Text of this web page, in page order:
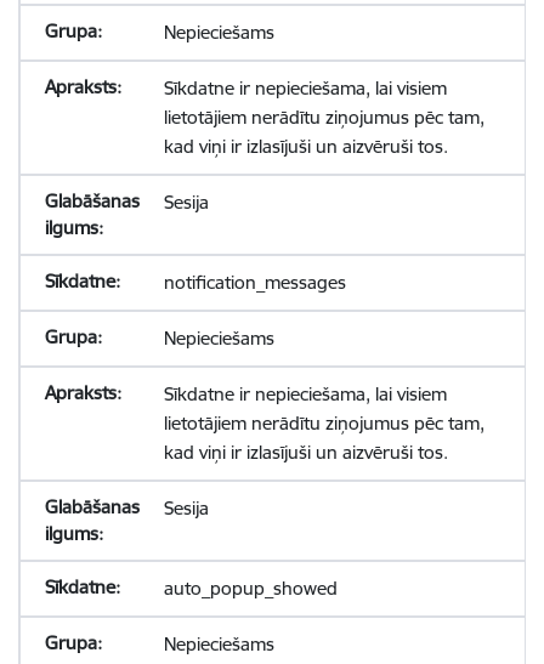
Nepieciešams
Sīkdatne ir nepieciešama, lai visiem
lietotājiem nerādītu ziņojumus pēc tam,
kad viņi ir izlasījuši un aizvēruši tos.
Sesija
notification_messages
Nepieciešams
Sīkdatne ir nepieciešama, lai visiem
lietotājiem nerādītu ziņojumus pēc tam,
kad viņi ir izlasījuši un aizvēruši tos.
Sesija
auto_popup_showed
Nepieciešams